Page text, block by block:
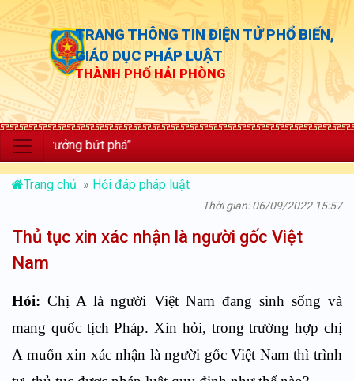
TRANG THÔNG TIN ĐIỆN TỬ PHỔ BIẾN,
GIÁO DỤC PHÁP LUẬT
THÀNH PHỐ HẢI PHÒNG
bứt phá”
Trang chủ » Hỏi đáp pháp luật
Thời gian: 06/09/2022 15:57
Thủ tục xin xác nhận là người gốc Việt
Nam
Hỏi: Chị A là người Việt Nam đang sinh sống và
mang quốc tịch Pháp. Xin hỏi, trong trường hợp chị
A muốn xin xác nhận là người gốc Việt Nam thì trình